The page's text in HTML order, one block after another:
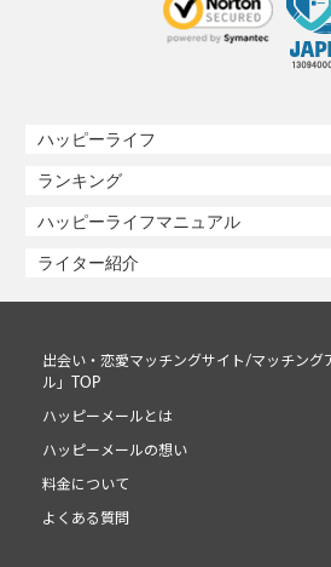
ハッピーライフ
ランキング
ハッピーライフマニュアル
ライター紹介
出会い・恋愛マッチングサイト/マッチング
ル」TOP
ハッピーメールとは
ハッピーメールの想い
料金について
よくある質問